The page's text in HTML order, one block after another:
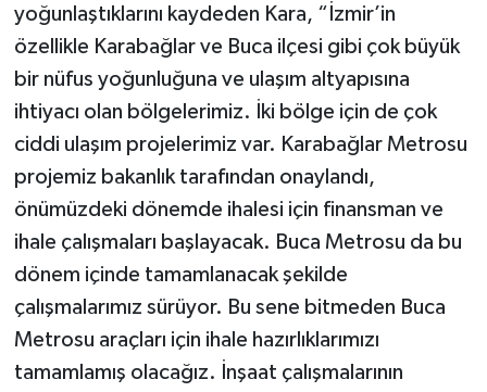
yoğunlaştıklarını kaydeden Kara, “İzmir’in
özellikle Karabağlar ve Buca ilçesi gibi çok büyük
bir nüfus yoğunluğuna ve ulaşım altyapısına
ihtiyacı olan bölgelerimiz. İki bölge için de çok
ciddi ulaşım projelerimiz var. Karabağlar Metrosu
projemiz bakanlık tarafından onaylandı,
önümüzdeki dönemde ihalesi için finansman ve
ihale çalışmaları başlayacak. Buca Metrosu da bu
dönem içinde tamamlanacak şekilde
çalışmalarımız sürüyor. Bu sene bitmeden Buca
Metrosu araçları için ihale hazırlıklarımızı
tamamlamış olacağız. İnşaat çalışmalarının